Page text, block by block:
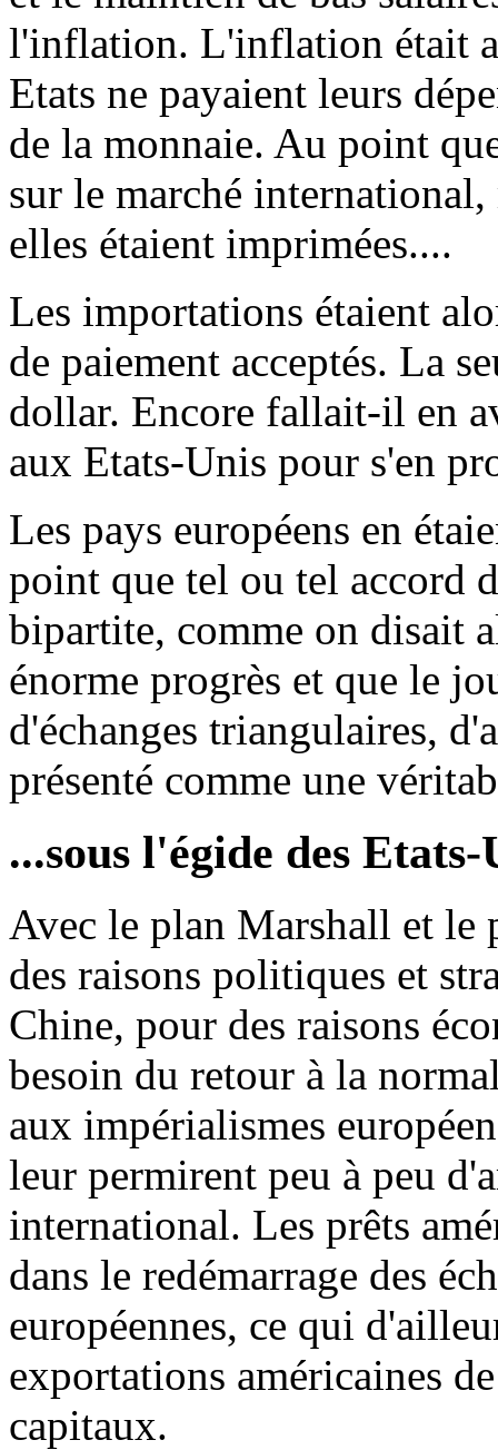
l'inflation. L'inflation était
Etats ne payaient leurs
de la monnaie. Au point
sur le marché
elles étaient imprimées....
Les importations étaient
de paiement acceptés. La
dollar. Encore fallait-il en
aux Etats-Unis pour s'en
Les pays européens en
point que tel ou tel accord
bipartite, comme on disait
énorme progrès et que le
d'échanges triangulaires,
présenté comme une
...sous l'égide des Etats-
Avec le plan Marshall et le
des raisons politiques et
Chine, pour des raisons
besoin du retour à la
aux impérialismes
leur permirent peu à peu
international. Les prêts
dans le redémarrage des
européennes, ce qui
exportations américaines
capitaux.